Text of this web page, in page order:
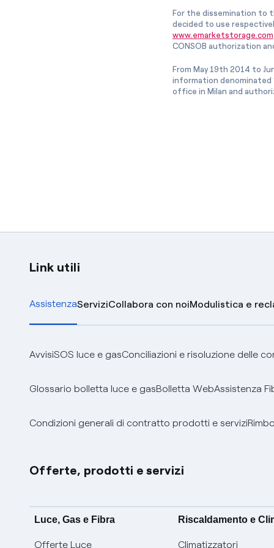
For the dissemination to
decided to use
www.emarketstorage.com
CONSOB authorization
From May 19th 2014 to
information denominated
office in Milan and
Link utili
AssistenzaServiziCollabora con noiModulistica e
AvvisiSOS luce e gasConciliazioni e risoluzione delle
Glossario bolletta luce e gasBolletta WebAssistenza
Condizioni generali di contratto prodotti e servizi
Offerte, prodotti e servizi
Luce, Gas e Fibra
Offerte Luce
Riscaldamento e
Climatizzatori